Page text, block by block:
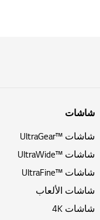
شاشات
شاشات ™UltraGear
شاشات ™UltraWide
شاشات ™UltraFine
شاشات الألعاب
شاشات 4K